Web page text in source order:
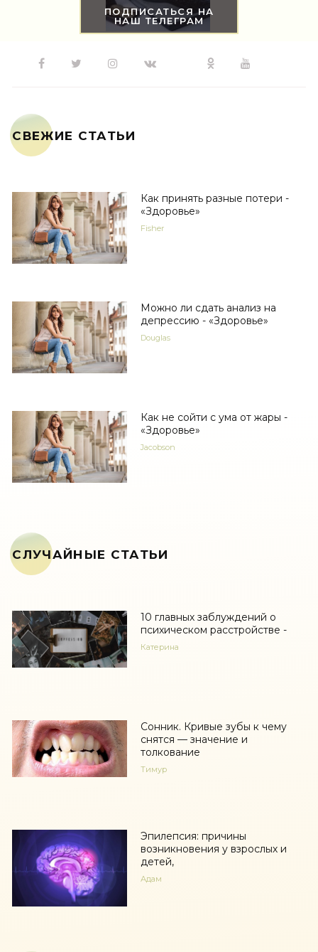
ПОДПИСАТЬСЯ НА
НАШ ТЕЛЕГРАМ
СВЕЖИЕ СТАТЬИ
Как принять разные потери -
«Здоровье»
Fisher
Можно ли сдать анализ на
депрессию - «Здоровье»
Douglas
Как не сойти с ума от жары -
«Здоровье»
Jacobson
СЛУЧАЙНЫЕ СТАТЬИ
10 главных заблуждений о
психическом расстройстве -
Катерина
Сонник. Кривые зубы к чему
снятся — значение и
толкование
Тимур
Эпилепсия: причины
возникновения у взрослых и
детей,
Адам